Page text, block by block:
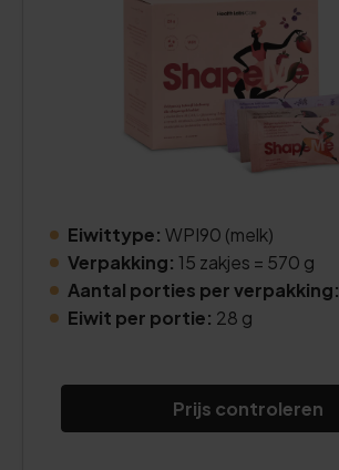
Eiwittype: WPI90 (melk)
Verpakking: 15 zakjes = 570 g
Aantal porties per verpakking:
Eiwit per portie: 28 g
Prijs controleren